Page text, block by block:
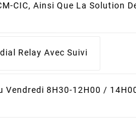
CIC, Ainsi Que La Solution
Relay Avec Suivi
Vendredi 8H30-12H00 /